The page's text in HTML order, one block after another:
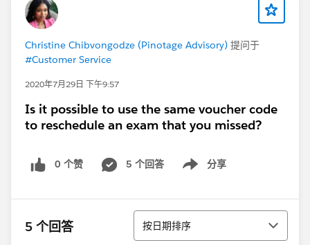
Christine Chibvongodze (Pinotage Advisory) 提问于
#Customer Service
2020年7月29日 下午9:57
Is it possible to use the same voucher code
to reschedule an exam that you missed?
0 个赞 5 个回答 分享
Show menu
5 个回答 排序
按日期排序